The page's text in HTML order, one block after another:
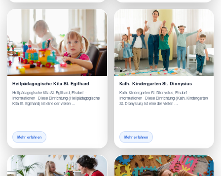
Heilpädagogische Kita St. Egilhard
Heilpädagogische Kita St. Egilhard, Elsdorf -
Informationen Diese Einrichtung (Heilpädagogische
Kita St. Egilhard) ist eine der vielen …
Mehr erfahren
Kath. Kindergarten St. Dionysius
Kath. Kindergarten St. Dionysius, Elsdorf -
Informationen Diese Einrichtung (Kath. Kindergarten
St. Dionysius) ist eine der vielen …
Mehr erfahren